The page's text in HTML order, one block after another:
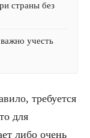
страны без
учесть
требуется
для
либо очень